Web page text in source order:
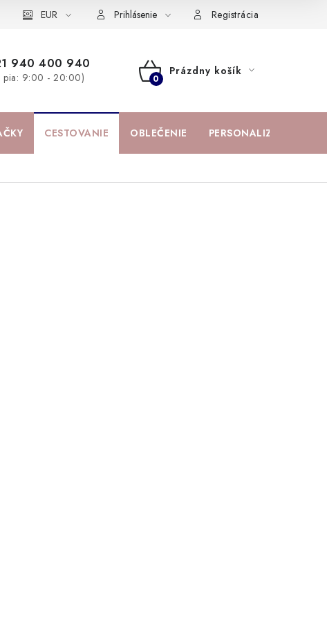
Spolupráca s influencermi BABY zoznam obľúbených
EUR Prihlásenie Registrácia
940 400 940
pia: 9:00 - 20:00)
NÁKUPNÝ
Prázdny košík
CESTOVANIE OBLEČENIE PERSONALIZOVANÉ